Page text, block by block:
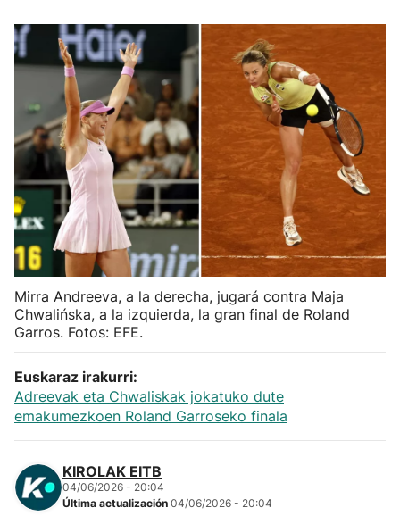
Balonmano
Kirolak 360
Atletismo
Carreras de montaña
Más deportes
"Helmuga"
Mirra Andreeva, a la derecha, jugará contra Maja
Chwalińska, a la izquierda, la gran final de Roland
Garros. Fotos: EFE.
Euskaraz irakurri:
Adreevak eta Chwaliskak jokatuko dute
emakumezkoen Roland Garroseko finala
KIROLAK EITB
04/06/2026 - 20:04
Última actualización 04/06/2026 - 20:04